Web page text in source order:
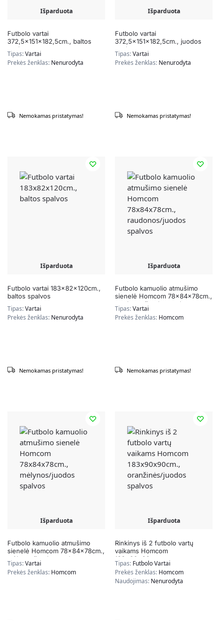
Išparduota
Futbolo vartai
372,5x151x182,5cm., baltos
spalvos
Tipas:Vartai
Prekės ženklas: Nenurodyta
Nemokamas pristatymas!
Išparduota
Futbolo vartai
372,5x151x182,5cm., juodos
spalvos
Tipas:Vartai
Prekės ženklas: Nenurodyta
Nemokamas pristatymas!
Išparduota
Futbolo vartai 183x82x120cm.,
baltos spalvos
Tipas:Vartai
Prekės ženklas: Nenurodyta
Nemokamas pristatymas!
Išparduota
Futbolo kamuolio atmušimo
sienelė Homcom 78x84x78cm.,
raudonos/juodos spalvos
Tipas:Vartai
Prekės ženklas: Homcom
Nemokamas pristatymas!
Išparduota
Futbolo kamuolio atmušimo
sienelė Homcom 78x84x78cm.,
mėlynos/juodos spalvos
Tipas:Vartai
Prekės ženklas: Homcom
Išparduota
Rinkinys iš 2 futbolo vartų
vaikams Homcom
183x90x90cm.,
oranžinės/juodos spalvos
Tipas: Futbolo Vartai
Prekės ženklas: Homcom
Naudojimas: Nenurodyta